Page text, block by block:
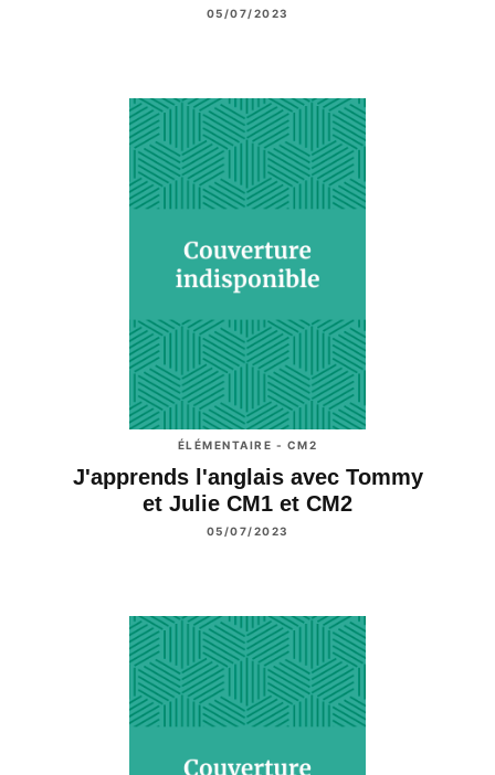
05/07/2023
ÉLÉMENTAIRE - CM2
J'apprends l'anglais avec Tommy
et Julie CM1 et CM2
05/07/2023